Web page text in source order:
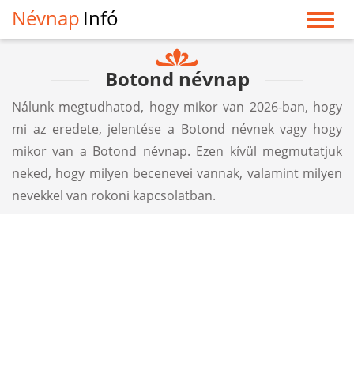
Névnap Infó
Botond névnap
Nálunk megtudhatod, hogy mikor van 2026-ban, hogy
mi az eredete, jelentése a Botond névnek vagy hogy
mikor van a Botond névnap. Ezen kívül megmutatjuk
neked, hogy milyen becenevei vannak, valamint milyen
nevekkel van rokoni kapcsolatban.